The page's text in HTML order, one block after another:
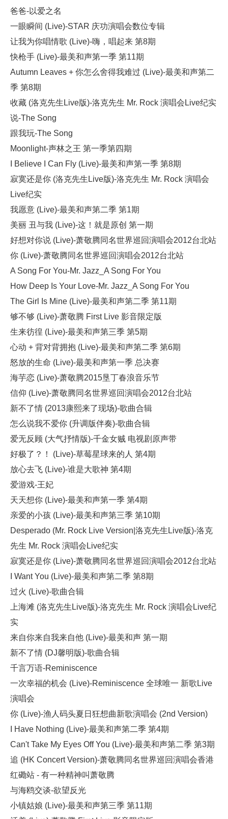
爸爸-以爱之名
一眼瞬间 (Live)-STAR 庆功演唱会数位专辑
让我为你唱情歌 (Live)-嗨，唱起来 第8期
快枪手 (Live)-最美和声第一季 第11期
Autumn Leaves + 你怎么舍得我难过 (Live)-最美和声第二
季 第8期
收藏 (洛克先生Live版)-洛克先生 Mr. Rock 演唱会Live纪实
说-The Song
跟我玩-The Song
Moonlight-声林之王 第一季第四期
I Believe I Can Fly (Live)-最美和声第一季 第8期
寂寞还是你 (洛克先生Live版)-洛克先生 Mr. Rock 演唱会
Live纪实
我愿意 (Live)-最美和声第二季 第1期
美丽 丑与我 (Live)-这！就是原创 第一期
好想对你说 (Live)-萧敬腾同名世界巡回演唱会2012台北站
你 (Live)-萧敬腾同名世界巡回演唱会2012台北站
A Song For You-Mr. Jazz_A Song For You
How Deep Is Your Love-Mr. Jazz_A Song For You
The Girl Is Mine (Live)-最美和声第二季 第11期
够不够 (Live)-萧敬腾 First Live 影音限定版
生来彷徨 (Live)-最美和声第三季 第5期
心动 + 背对背拥抱 (Live)-最美和声第二季 第6期
怒放的生命 (Live)-最美和声第一季 总决赛
海芋恋 (Live)-萧敬腾2015垦丁春浪音乐节
信仰 (Live)-萧敬腾同名世界巡回演唱会2012台北站
新不了情 (2013康熙来了现场)-歌曲合辑
怎么说我不爱你 (升调版伴奏)-歌曲合辑
爱无反顾 (大气抒情版)-千金女贼 电视剧原声带
好极了？！ (Live)-草莓星球来的人 第4期
放心去飞 (Live)-谁是大歌神 第4期
爱游戏-王妃
天天想你 (Live)-最美和声第一季 第4期
亲爱的小孩 (Live)-最美和声第三季 第10期
Desperado (Mr. Rock Live Version|洛克先生Live版)-洛克
先生 Mr. Rock 演唱会Live纪实
寂寞还是你 (Live)-萧敬腾同名世界巡回演唱会2012台北站
I Want You (Live)-最美和声第二季 第8期
过火 (Live)-歌曲合辑
上海滩 (洛克先生Live版)-洛克先生 Mr. Rock 演唱会Live纪
实
来自你来自我来自他 (Live)-最美和声 第一期
新不了情 (DJ馨明版)-歌曲合辑
千言万语-Reminiscence
一次幸福的机会 (Live)-Reminiscence 全球唯一 新歌Live
演唱会
你 (Live)-渔人码头夏日狂想曲新歌演唱会 (2nd Version)
I Have Nothing (Live)-最美和声第二季 第4期
Can't Take My Eyes Off You (Live)-最美和声第二季 第3期
追 (HK Concert Version)-萧敬腾同名世界巡回演唱会香港
红磡站 - 有一种精神叫萧敬腾
与海鸥交谈-欲望反光
小镇姑娘 (Live)-最美和声第三季 第11期